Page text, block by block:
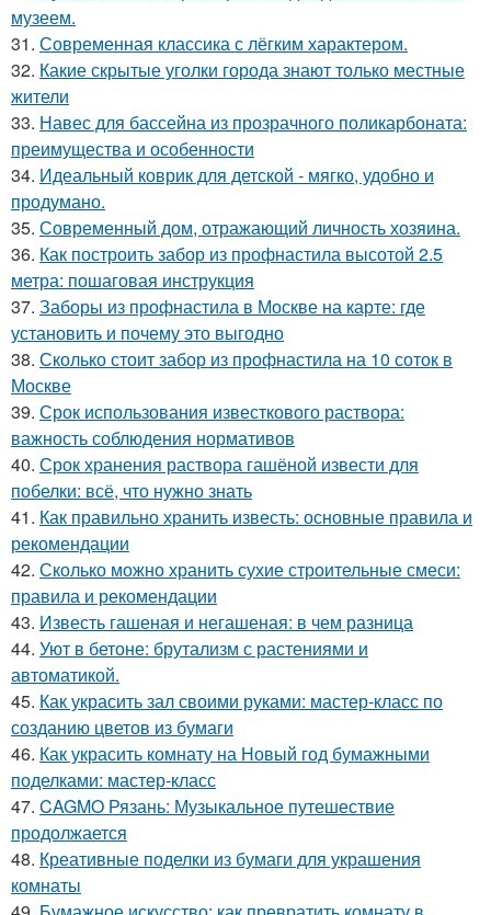
музеем.
31. Современная классика с лёгким характером.
32. Какие скрытые уголки города знают только местные
жители
33. Навес для бассейна из прозрачного поликарбоната:
преимущества и особенности
34. Идеальный коврик для детской - мягко, удобно и
продумано.
35. Современный дом, отражающий личность хозяина.
36. Как построить забор из профнастила высотой 2.5
метра: пошаговая инструкция
37. Заборы из профнастила в Москве на карте: где
установить и почему это выгодно
38. Сколько стоит забор из профнастила на 10 соток в
Москве
39. Срок использования известкового раствора:
важность соблюдения нормативов
40. Срок хранения раствора гашёной извести для
побелки: всё, что нужно знать
41. Как правильно хранить известь: основные правила и
рекомендации
42. Сколько можно хранить сухие строительные смеси:
правила и рекомендации
43. Известь гашеная и негашеная: в чем разница
44. Уют в бетоне: брутализм с растениями и
автоматикой.
45. Как украсить зал своими руками: мастер-класс по
созданию цветов из бумаги
46. Как украсить комнату на Новый год бумажными
поделками: мастер-класс
47. CAGMO Рязань: Музыкальное путешествие
продолжается
48. Креативные поделки из бумаги для украшения
комнаты